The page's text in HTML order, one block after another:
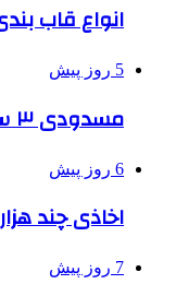
انواع قاب
5 روز پیش
مسدودی ۳ سایت و حساب آژانس‌های متخلف فروش بلیت اربعین
6 روز پیش
اخاذی چند
7 روز پیش